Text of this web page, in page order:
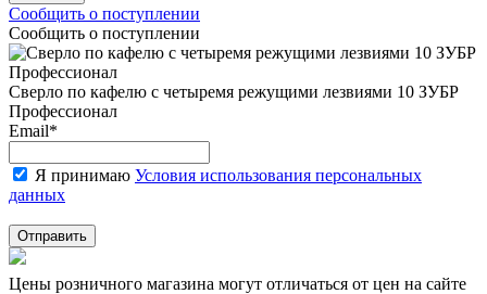
Сообщить о поступлении
Сообщить о поступлении
Сверло по кафелю с четыремя режущими лезвиями 10 ЗУБР
Профессионал
Email*
Я принимаю Условия использования персональных
данных
Отправить
Цены розничного магазина могут отличаться от цен на сайте